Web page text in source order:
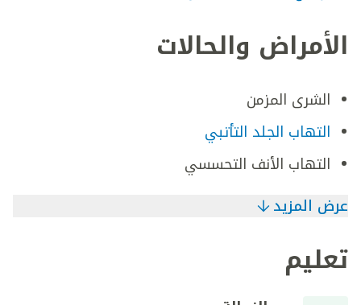
الأمراض والحالات
الشرى المزمن
التهاب الجلد التأتبي
التهاب الأنف التحسسي
عرض المزيد
تعليم